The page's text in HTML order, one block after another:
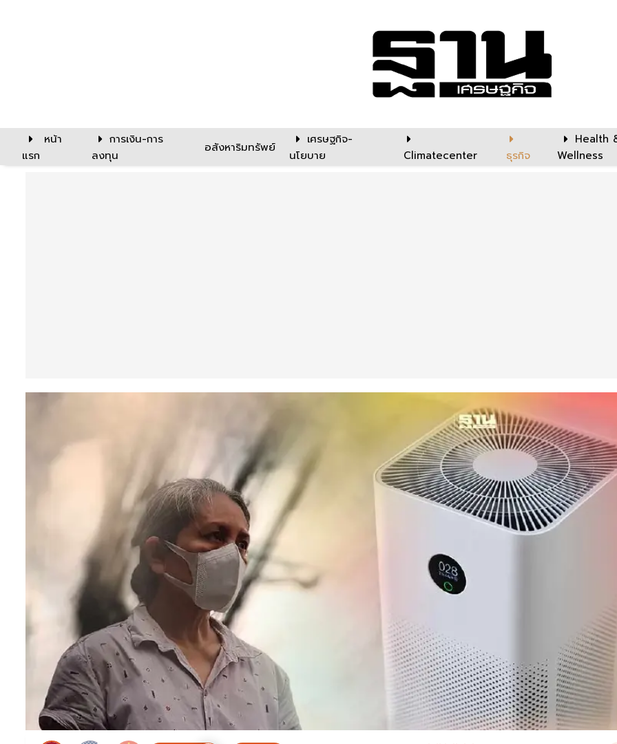
หน้า
แรก
การเงิน-การ
ลงทุน
อสังหาริมทรัพย์
เศรษฐกิจ-
นโยบาย
Climatecenter ธุรกิจ
Health
Wellness